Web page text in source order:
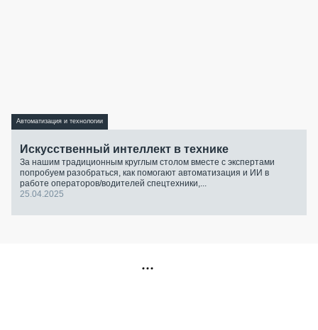
Автоматизация и технологии
Искусственный интеллект в технике
За нашим традиционным круглым столом вместе с экспертами
попробуем разобраться, как помогают автоматизация и ИИ в
работе операторов/водителей спецтехники,...
25.04.2025